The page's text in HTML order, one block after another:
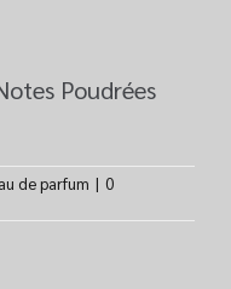
Poudrées
de parfum | 0